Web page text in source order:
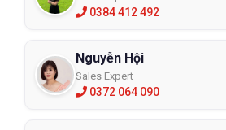
0384 412 492
Nguyễn Hội
Sales Expert
0372 064 090